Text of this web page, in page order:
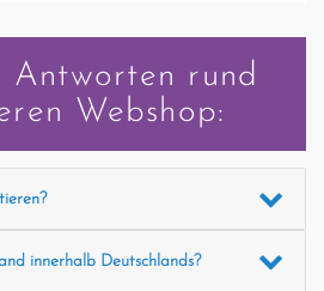
Antworten rund
Webshop:
innerhalb Deutschlands?